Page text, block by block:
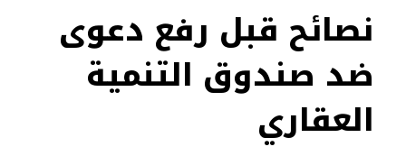
نصائح قبل رفع دعوى
ضد صندوق التنمية
العقاري